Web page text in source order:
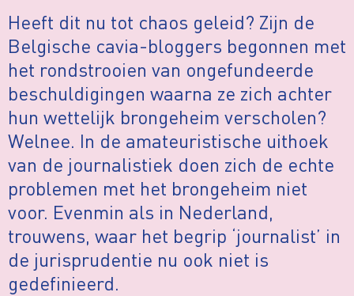
Heeft dit nu tot chaos geleid? Zijn de
Belgische cavia-bloggers begonnen met
het rondstrooien van ongefundeerde
beschuldigingen waarna ze zich achter
hun wettelijk brongeheim verscholen?
Welnee. In de amateuristische uithoek
van de journalistiek doen zich de echte
problemen met het brongeheim niet
voor. Evenmin als in Nederland,
trouwens, waar het begrip ‘journalist’ in
de jurisprudentie nu ook niet is
gedefinieerd.